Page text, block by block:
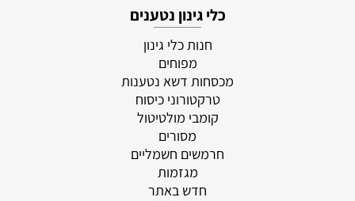
כלי גינון נטענים
חנות כלי גינון
מפוחים
מכסחות דשא נטענות
טרקטורוני כיסוח
קומבי מולטיטול
מסורים
חרמשים חשמליים
מגזמות
חדש באתר